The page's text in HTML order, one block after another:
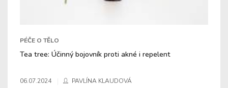
PÉČE O TĚLO
Tea tree: Účinný bojovník proti akné i repelent
06.07.2024 PAVLÍNA KLAUDOVÁ